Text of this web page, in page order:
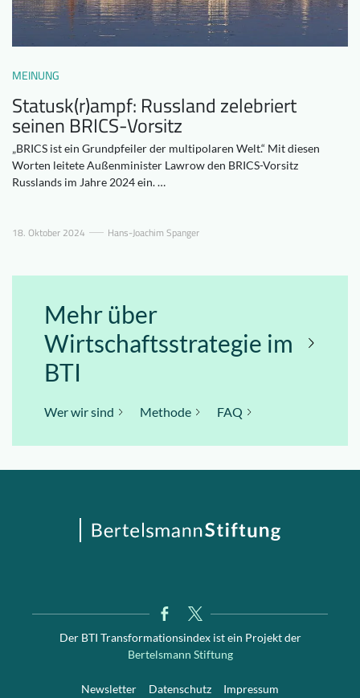
FAQ Newsletter
EN DE
MEINUNG
Statusk(r)ampf: Russland zelebriert
seinen BRICS-Vorsitz
„BRICS ist ein Grundpfeiler der multipolaren Welt.“ Mit diesen
Worten leitete Außenminister Lawrow den BRICS-Vorsitz
Russlands im Jahre 2024 ein. …
18. Oktober 2024 Hans-Joachim Spanger
Mehr über
Wirtschaftsstrategie im
BTI
Wer wir sind Methode FAQ
Der BTI Transformationsindex ist ein Projekt der
Bertelsmann Stiftung
Newsletter Datenschutz Impressum